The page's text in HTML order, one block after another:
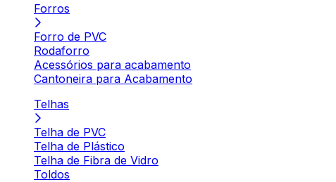
Forros
Forro de PVC
Rodaforro
Acessórios para acabamento
Cantoneira para Acabamento
Telhas
Telha de PVC
Telha de Plástico
Telha de Fibra de Vidro
Toldos